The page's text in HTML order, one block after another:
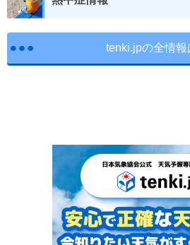
tenki.jpの全情報